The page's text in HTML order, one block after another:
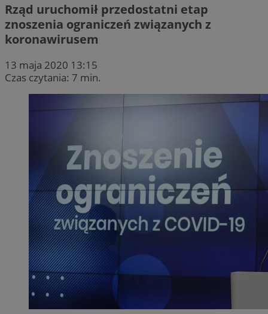
Rząd uruchomił przedostatni etap
znoszenia ograniczeń związanych z
koronawirusem
13 maja 2020 13:15
Czas czytania: 7 min.